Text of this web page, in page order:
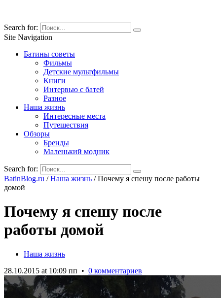
Search for:
Site Navigation
Батины советы
Фильмы
Детские мультфильмы
Книги
Интервью с батей
Разное
Наша жизнь
Интересные места
Путешествия
Обзоры
Бренды
Маленький модник
Search for:
BatinBlog.ru /Наша жизнь /Почему я спешу после работы
домой
Почему я спешу после
работы домой
Наша жизнь
28.10.2015 at 10:09 пп • 0 комментариев